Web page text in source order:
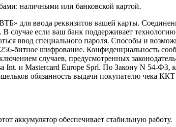
наличными или банковской картой.
для ввода реквизитов вашей карты.
если ваш банк поддерживает технологию
ввод специального пароля. Способы и
битное шифрование. Конфиденциальность
случаев, предусмотренных
Int. и Mastercard Europe Sprl. По Закону N 54-ФЗ,
обязанность выдачи покупателю чека ККТ
аккумулятор обеспечивает стабильную работу.